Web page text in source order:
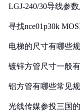
LGJ-240/30导线参
寻找nce01p30k
电梯的尺寸有哪些
镀锌方管尺寸一般
铝方管有哪些常见
光线传媒参投三国